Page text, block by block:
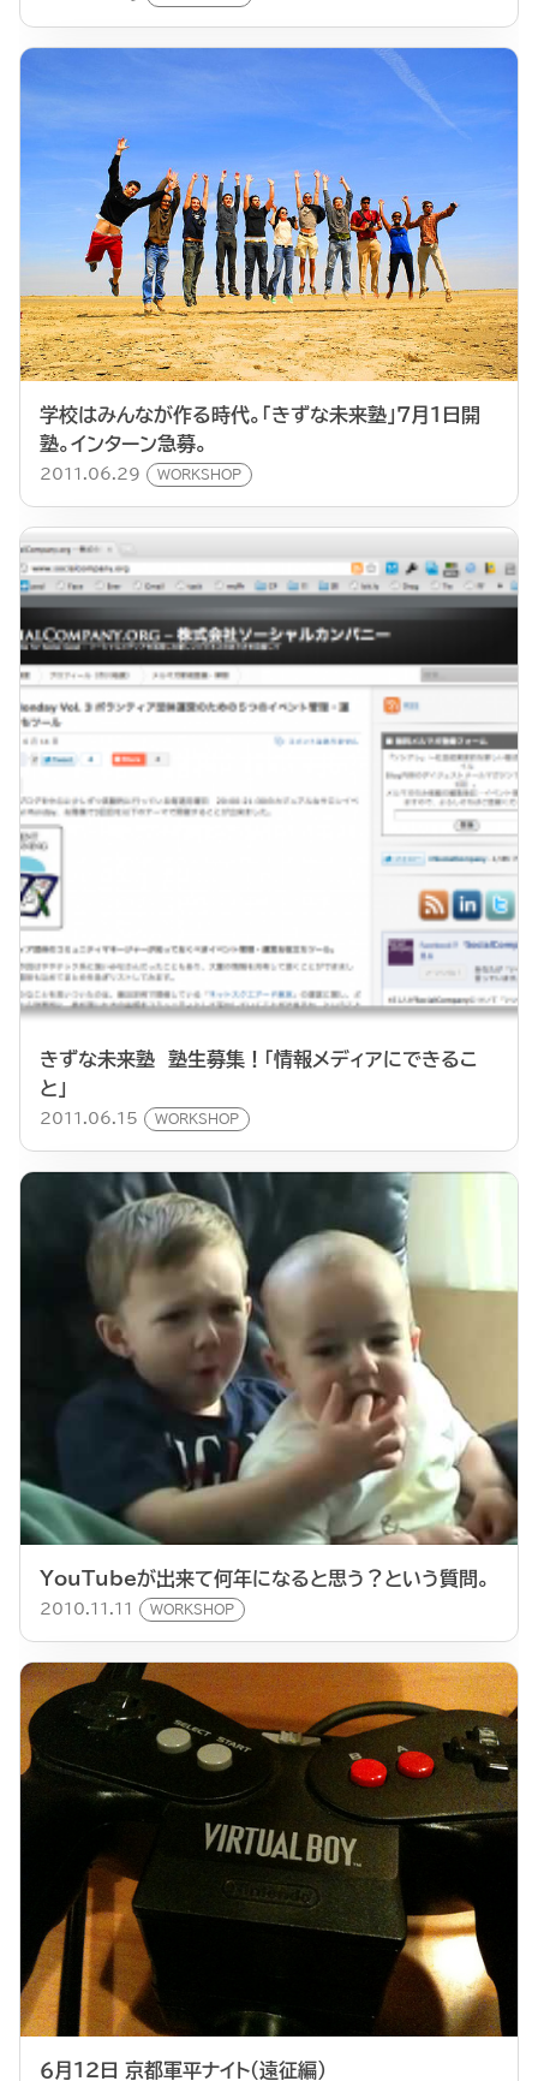
学校はみんなが作る時代。「きずな未来塾」７月１日開
塾。インターン急募。
2011.06.29 WORKSHOP
きずな未来塾 塾生募集！「情報メディアにできるこ
と」
2011.06.15 WORKSHOP
YouTubeが出来て何年になると思う？という質問。
2010.11.11 WORKSHOP
６月１２日 京都軍平ナイト（遠征編）